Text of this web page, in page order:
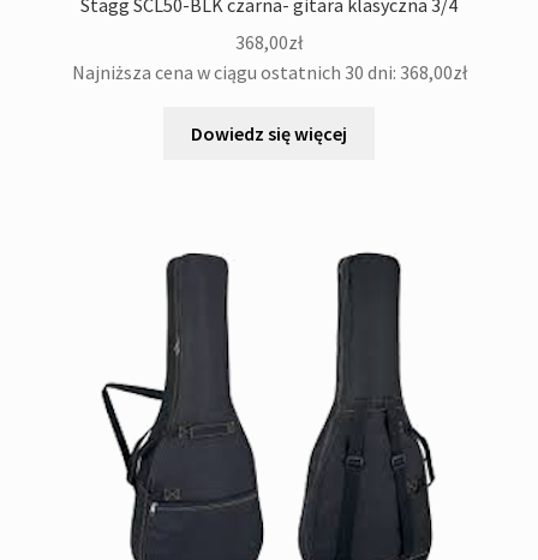
368,00zł
Najniższa cena w ciągu ostatnich 30 dni: 368,00zł
Dowiedz się więcej